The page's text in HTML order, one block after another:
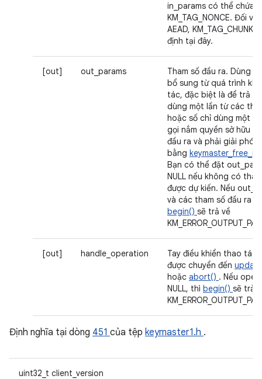
in_params có thể chứa
KM_TAG_NONCE. Đối
AEAD,
định tại đây.
[out] out_params
Tham số đầu ra. Dùng
bổ sung từ quá trình
tác, đặc biệt là để trả
dùng một lần từ các
hoặc số chỉ dùng một
gọi nắm quyền sở hữu
đầu ra và phải giải
bằng
Bạn có thể đặt
NULL nếu không có
được dự kiến. Nếu
và các tham số đầu ra
begin() sẽ trả về
[out] handle_operation
Tay điều khiển thao tác
được chuyển đến
hoặc abort() . Nếu
NULL, thì begin() sẽ trả
Định nghĩa tại dòng 451 của tệp keymaster1.h .
uint32_t client_version